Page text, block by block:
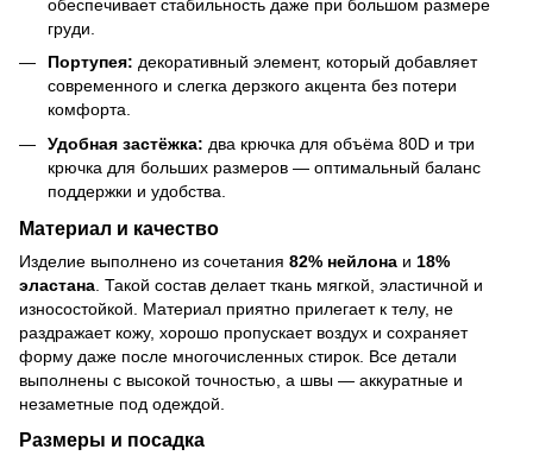
обеспечивает стабильность даже при большом размере
груди.
Портупея: декоративный элемент, который добавляет
современного и слегка дерзкого акцента без потери
комфорта.
Удобная застёжка: два крючка для объёма 80D и три
крючка для больших размеров — оптимальный баланс
поддержки и удобства.
Материал и качество
Изделие выполнено из сочетания 82% нейлона и 18%
эластана . Такой состав делает ткань мягкой, эластичной и
износостойкой. Материал приятно прилегает к телу, не
раздражает кожу, хорошо пропускает воздух и сохраняет
форму даже после многочисленных стирок. Все детали
выполнены с высокой точностью, а швы — аккуратные и
незаметные под одеждой.
Размеры и посадка